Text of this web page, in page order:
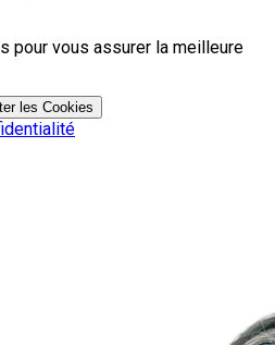
pour vous assurer la meilleure
les Cookies